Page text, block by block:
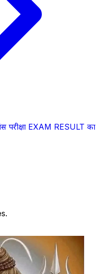
परीक्षा EXAM RESULT का